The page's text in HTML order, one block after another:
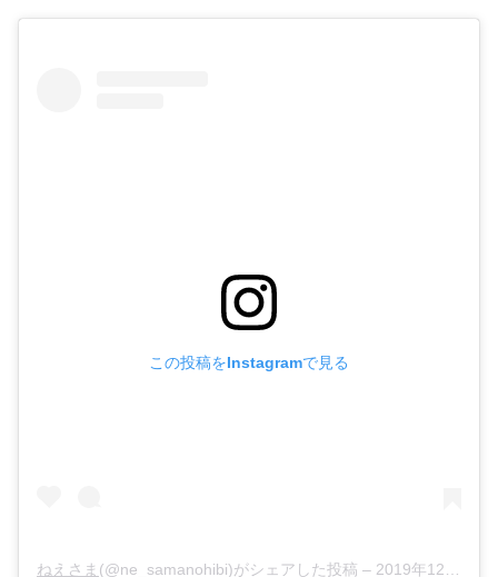
この投稿をInstagramで見る
ねえさま (@ne_samanohibi)がシェアした投稿 – 2019年12月月18日午前6時34分PST